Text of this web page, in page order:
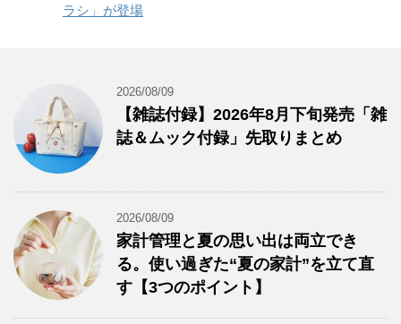
ラシ」が登場
2026/08/09
【雑誌付録】2026年8月下旬発売「雑
誌＆ムック付録」先取りまとめ
2026/08/09
家計管理と夏の思い出は両立でき
る。使い過ぎた“夏の家計”を立て直
す【3つのポイント】